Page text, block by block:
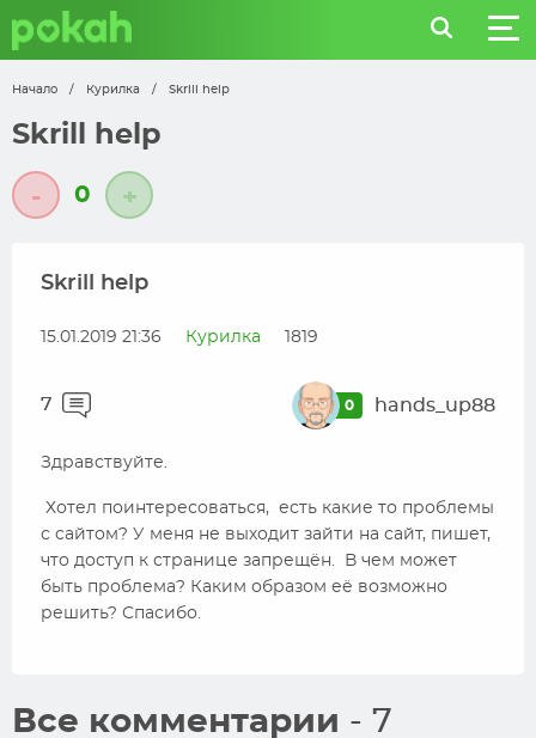
Начало / Курилка / Skrill help
Skrill help
- 0 +
Skrill help
15.01.2019 21:36 Курилка 1819
7 0 hands_up88
Здравствуйте.
Хотел поинтересоваться, есть какие то проблемы
с сайтом? У меня не выходит зайти на сайт, пишет,
что доступ к странице запрещён. В чем может
быть проблема? Каким образом её возможно
решить? Спасибо.
Все комментарии - 7